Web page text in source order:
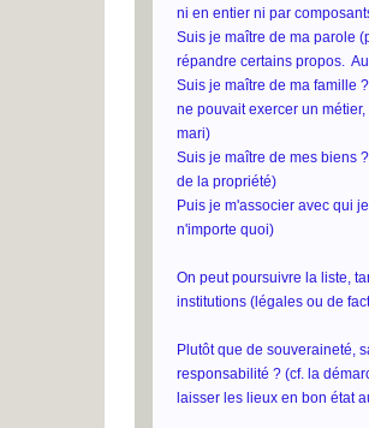
ni en entier ni par
Suis je maître de ma parole
répandre certains propos.
Suis je maître de ma famille
ne pouvait exercer un
mari)
Suis je maître de mes biens
de la propriété)
Puis je m'associer avec qui
n'importe quoi)
On peut poursuivre la liste,
institutions (légales ou de
Plutôt que de souveraineté,
responsabilité ? (cf. la
laisser les lieux en bon état